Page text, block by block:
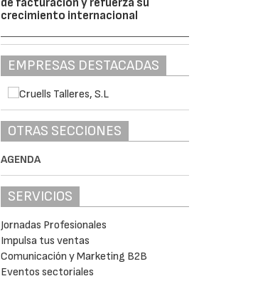
crecimiento internacional
EMPRESAS DESTACADAS
OTRAS SECCIONES
AGENDA
SERVICIOS
Jornadas Profesionales
Impulsa tus ventas
Comunicación y Marketing B2B
Eventos sectoriales